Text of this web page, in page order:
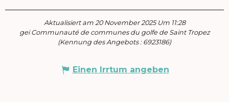
Aktualisiert am 20 November 2025 Um 11:28
gei Communauté de communes du golfe de Saint Tropez
(Kennung des Angebots : 6923186)
Einen Irrtum angeben